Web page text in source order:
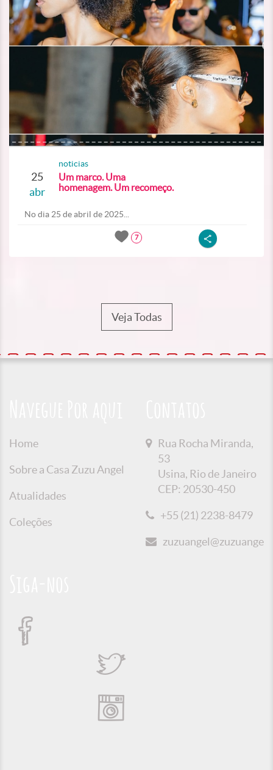
25
abr
noticias
Um marco. Uma
homenagem. Um recomeço.
No dia 25 de abril de 2025...
7
Veja Todas
Home
Sobre a Casa Zuzu Angel
Atualidades
Coleções
Rua Rocha Miranda,
53
Usina, Rio de Janeiro
CEP: 20530-450
+55 (21) 2238-8479